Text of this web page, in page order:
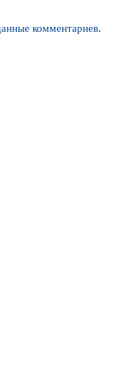
комментариев.